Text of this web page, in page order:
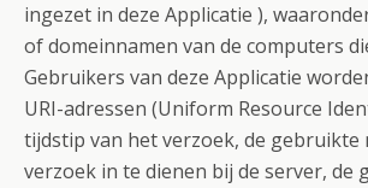
ingezet in deze Applicatie ),
of domeinnamen van de computers
Gebruikers van deze Applicatie
URI-adressen (Uniform Resource
tijdstip van het verzoek, de gebruikte
verzoek in te dienen bij de server, de